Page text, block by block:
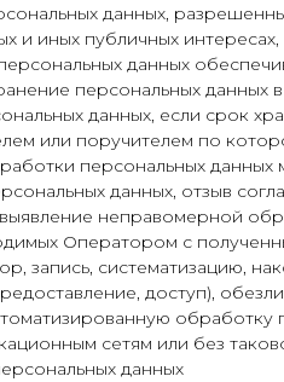
данных,
и иных публичных
данных
персональных
данных, если срок
или поручителем по
персональных
данных, отзыв
неправомерной
Оператором с
запись, систематизацию,
доступ),
сетям или без
данных